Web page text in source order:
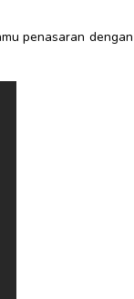
penasaran dengan